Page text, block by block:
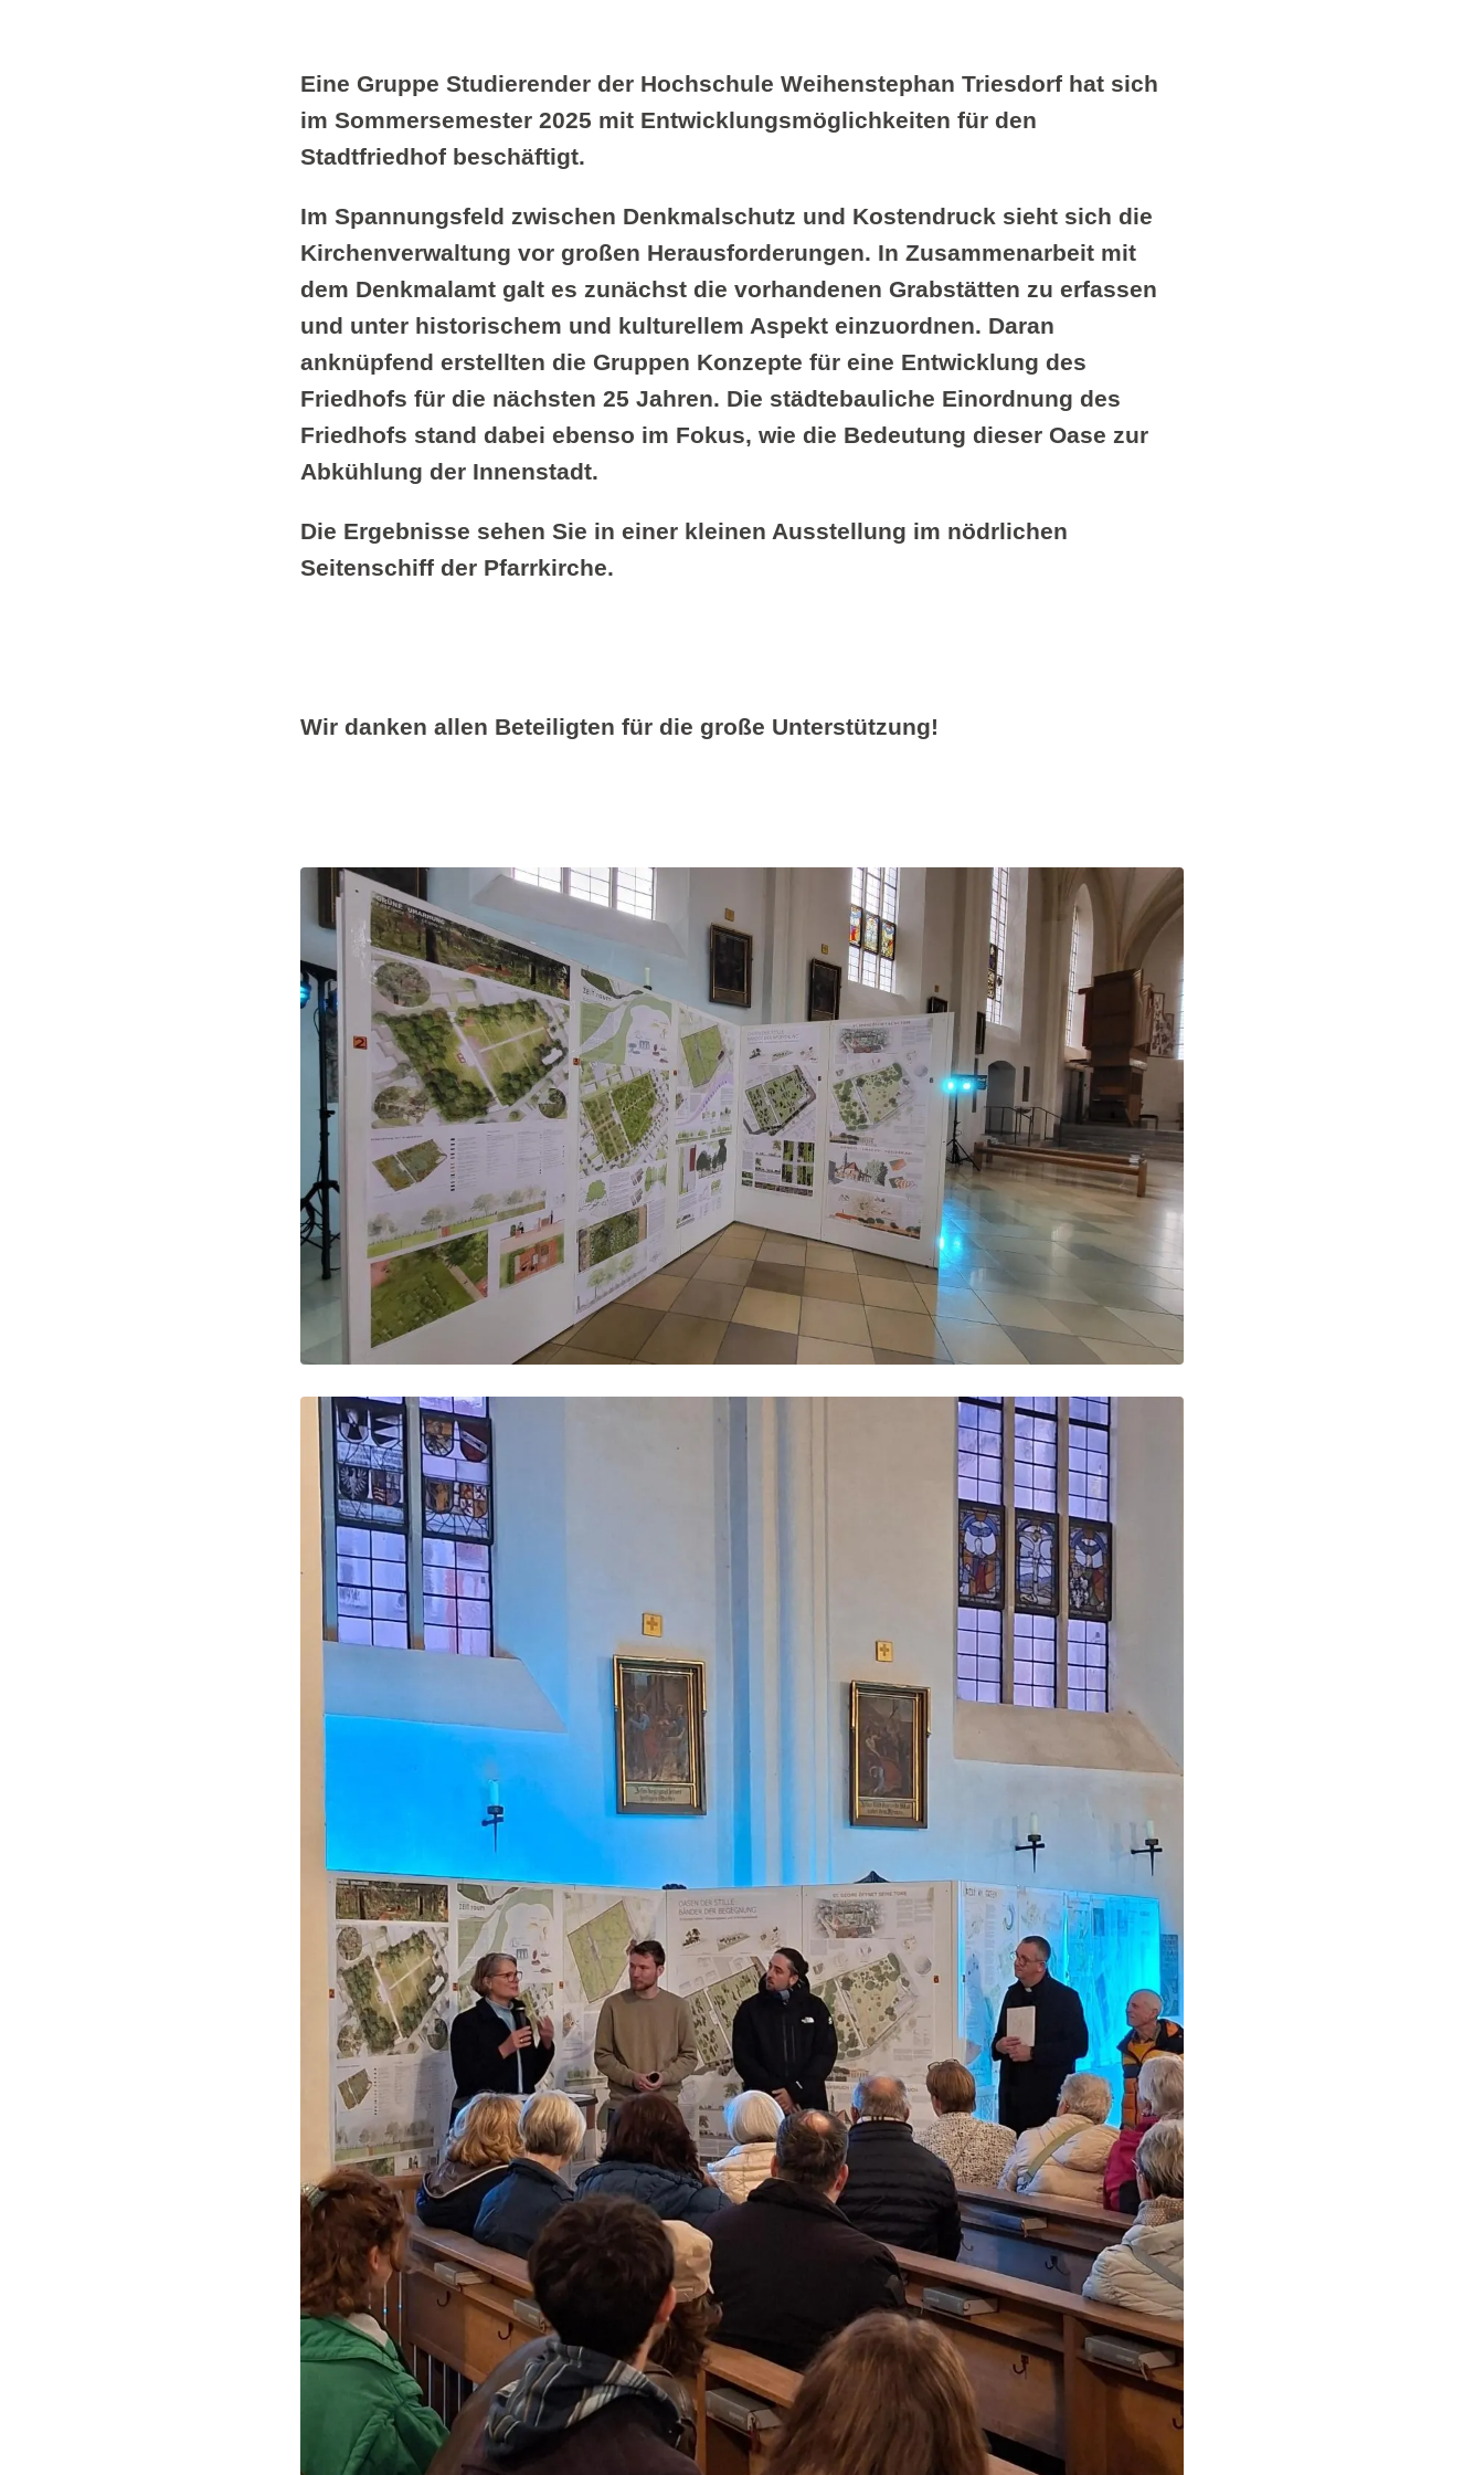
Eine Gruppe Studierender der Hochschule Weihenstephan Triesdorf hat sich
im Sommersemester 2025 mit Entwicklungsmöglichkeiten für den
Stadtfriedhof beschäftigt.
Im Spannungsfeld zwischen Denkmalschutz und Kostendruck sieht sich die
Kirchenverwaltung vor großen Herausforderungen. In Zusammenarbeit mit
dem Denkmalamt galt es zunächst die vorhandenen Grabstätten zu erfassen
und unter historischem und kulturellem Aspekt einzuordnen. Daran
anknüpfend erstellten die Gruppen Konzepte für eine Entwicklung des
Friedhofs für die nächsten 25 Jahren. Die städtebauliche Einordnung des
Friedhofs stand dabei ebenso im Fokus, wie die Bedeutung dieser Oase zur
Abkühlung der Innenstadt.
Die Ergebnisse sehen Sie in einer kleinen Ausstellung im nödrlichen
Seitenschiff der Pfarrkirche.
Wir danken allen Beteiligten für die große Unterstützung!